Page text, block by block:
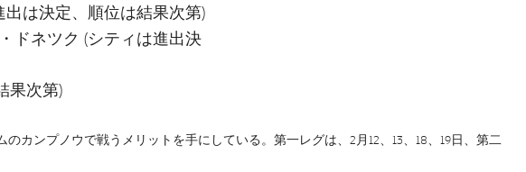
出は決定、順位は結果次第)
ドネツク (シティは進出決
果次第)
カンプノウで戦うメリットを手にしている。第一レグは、2月12、13、18、19日、第二